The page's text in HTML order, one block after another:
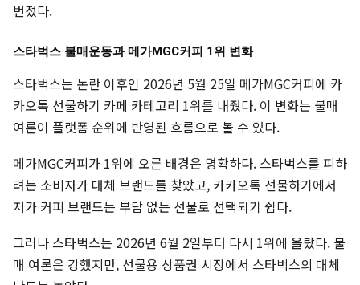
번졌다.
스타벅스 불매운동과 메가MGC커피 1위 변화
스타벅스는 논란 이후인 2026년 5월 25일 메가MGC커피에 카
카오톡 선물하기 카페 카테고리 1위를 내줬다. 이 변화는 불매
여론이 플랫폼 순위에 반영된 흐름으로 볼 수 있다.
메가MGC커피가 1위에 오른 배경은 명확하다. 스타벅스를 피하
려는 소비자가 대체 브랜드를 찾았고, 카카오톡 선물하기에서
저가 커피 브랜드는 부담 없는 선물로 선택되기 쉽다.
그러나 스타벅스는 2026년 6월 2일부터 다시 1위에 올랐다. 불
매 여론은 강했지만, 선물용 상품권 시장에서 스타벅스의 대체